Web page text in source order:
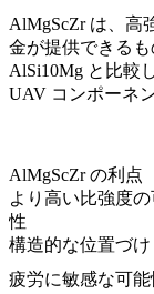
AlMgScZr は、高
金が提供できる
AlSi10Mg と比較
UAV コンポーネ
AlMgScZr の利点
より高い比強度
性
構造的な位置づけ
疲労に敏感な可能